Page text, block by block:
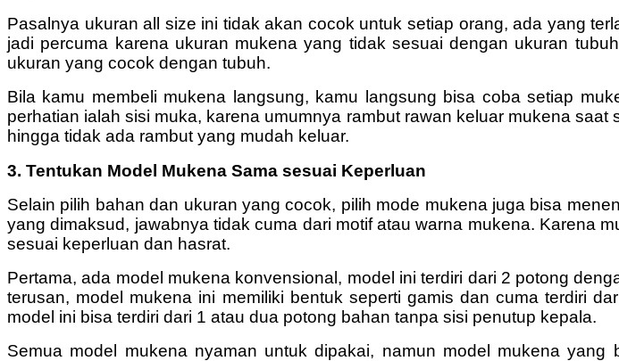
Pasalnya ukuran all size ini tidak akan cocok untuk setiap orang, ada yang
jadi percuma karena ukuran mukena yang tidak sesuai dengan ukuran
ukuran yang cocok dengan tubuh.
Bila kamu membeli mukena langsung, kamu langsung bisa coba setiap
perhatian ialah sisi muka, karena umumnya rambut rawan keluar mukena
hingga tidak ada rambut yang mudah keluar.
3. Tentukan Model Mukena Sama sesuai Keperluan
Selain pilih bahan dan ukuran yang cocok, pilih mode mukena juga bisa
yang dimaksud, jawabnya tidak cuma dari motif atau warna mukena. Karena
sesuai keperluan dan hasrat.
Pertama, ada model mukena konvensional, model ini terdiri dari 2 potong
terusan, model mukena ini memiliki bentuk seperti gamis dan cuma terdiri
model ini bisa terdiri dari 1 atau dua potong bahan tanpa sisi penutup kepala.
Semua model mukena nyaman untuk dipakai, namun model mukena